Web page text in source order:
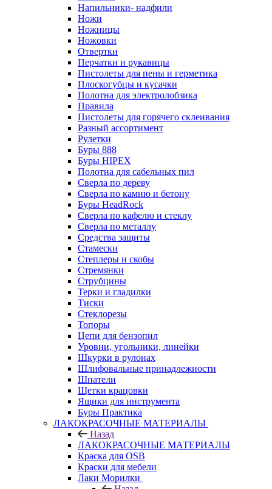
Напильники- надфили
Ножи
Ножницы
Ножовки
Отвертки
Перчатки и рукавицы
Пистолеты для пены и герметика
Плоскогубцы и кусачки
Полотна для электролобзика
Правила
Пистолеты для горячего склеивания
Разный ассортимент
Рулетки
Буры 888
Буры HIPEX
Полотна для сабельных пил
Сверла по дереву
Сверла по камню и бетону
Буры HeadRock
Сверла по кафелю и стеклу
Сверла по металлу
Средства защиты
Стамески
Степлеры и скобы
Стремянки
Струбцины
Терки и гладилки
Тиски
Стеклорезы
Топоры
Цепи для бензопил
Уровни, угольники, линейки
Шкурки в рулонах
Шлифовальные принадлежности
Шпатели
Щетки крацовки
Ящики для инструмента
Буры Практика
ЛАКОКРАСОЧНЫЕ МАТЕРИАЛЫ
Назад
ЛАКОКРАСОЧНЫЕ МАТЕРИАЛЫ
Краска для OSB
Краски для мебели
Лаки Морилки